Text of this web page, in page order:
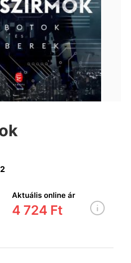
Aktuális online ár
4 724 Ft